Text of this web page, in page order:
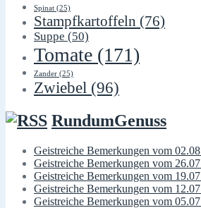
Spinat (25)
Stampfkartoffeln (76)
Suppe (50)
Tomate (171)
Zander (25)
Zwiebel (96)
RundumGenuss
Geistreiche Bemerkungen vom
Geistreiche Bemerkungen vom
Geistreiche Bemerkungen vom
Geistreiche Bemerkungen vom
Geistreiche Bemerkungen vom